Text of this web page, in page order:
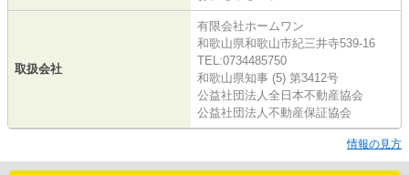
取扱会社
有限会社ホームワン
和歌山県和歌山市紀三井寺539-16
TEL:0734485750
和歌山県知事 (5) 第3412号
公益社団法人全日本不動産協会
公益社団法人不動産保証協会
情報の見方